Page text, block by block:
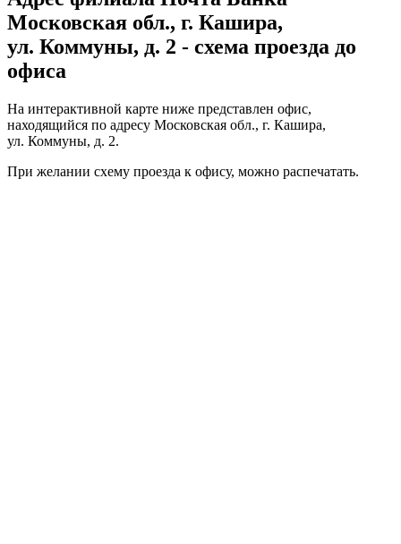
Московская обл., г. Кашира,
ул. Коммуны, д. 2 - схема проезда до
офиса
На интерактивной карте ниже представлен офис,
находящийся по адресу Московская обл., г. Кашира,
ул. Коммуны, д. 2.
При желании схему проезда к офису, можно распечатать.